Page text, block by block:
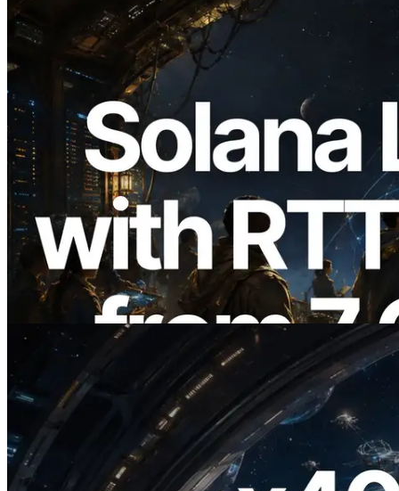
2026.08.05
ERPC expande a Solana Leader Slot API
com medição de ping a partir de 7 regiões
globais — Validators Information API
também lançada